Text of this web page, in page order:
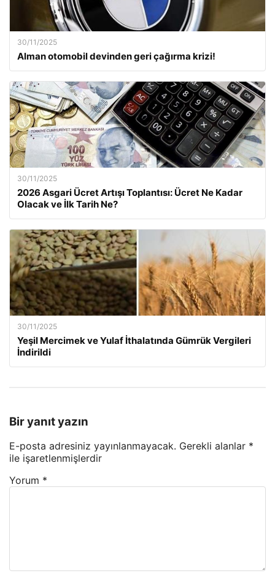
30/11/2025
Alman otomobil devinden geri çağırma krizi!
30/11/2025
2026 Asgari Ücret Artışı Toplantısı: Ücret Ne Kadar
Olacak ve İlk Tarih Ne?
30/11/2025
Yeşil Mercimek ve Yulaf İthalatında Gümrük Vergileri
İndirildi
Bir yanıt yazın
E-posta adresiniz yayınlanmayacak. Gerekli alanlar *
ile işaretlenmişlerdir
Yorum *